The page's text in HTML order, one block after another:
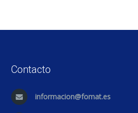
Contacto
informacion@fomat.es